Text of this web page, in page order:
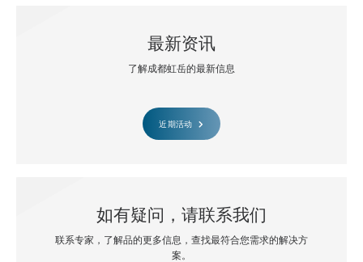
最新资讯
了解成都虹岳的最新信息
近期活动
如有疑问，请联系我们
联系专家，了解品的更多信息，查找最符合您需求的解决方
案。